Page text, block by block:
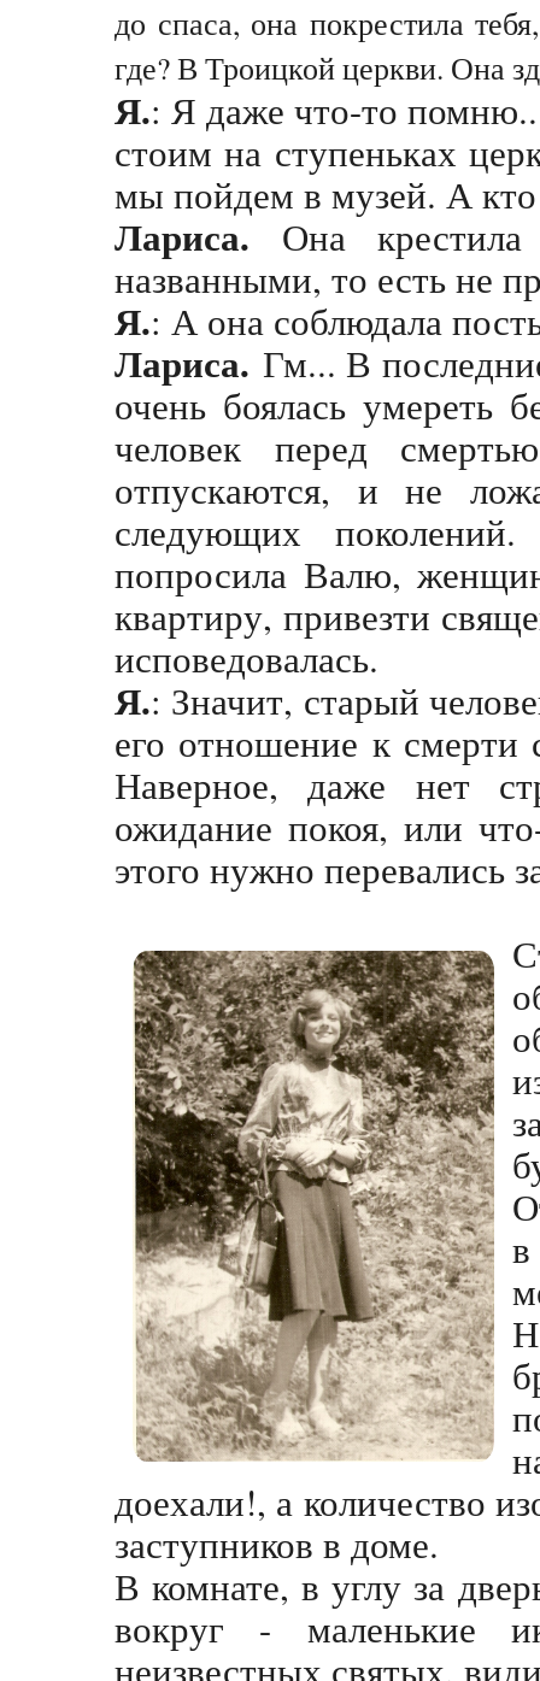
до спаса, она покрестила
где? В Троицкой церкви. Она
Я.: Я даже что-то
стоим на ступеньках
мы пойдем в музей. А
Лариса. Она
названными, то есть не
Я.: А она соблюдала
Лариса. Гм... В
очень боялась умереть
человек перед
отпускаются, и не
следующих
попросила Валю,
квартиру, привезти
исповедовалась.
Я.: Значит, старый
его отношение к смерти
Наверное, даже нет
ожидание покоя, или
этого нужно перевались
доехали!, а количество
заступников в доме.
В комнате, в углу за
вокруг - маленькие
неизвестных святых,